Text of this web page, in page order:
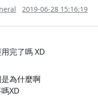
2019-06-28 15:16:19
完了嗎 XD
為什麼啊
XD